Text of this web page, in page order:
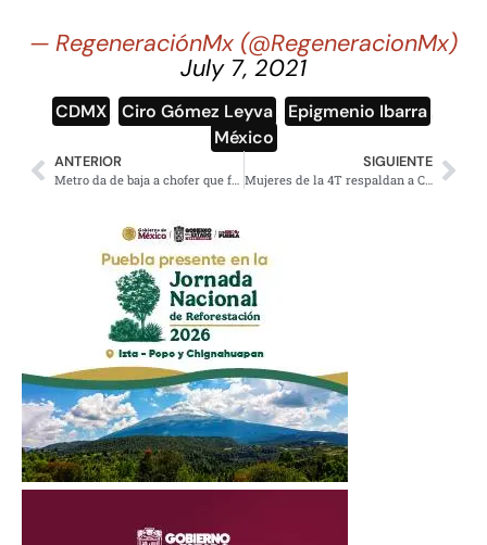
— RegeneraciónMx (@RegeneracionMx)
July 7, 2021
CDMX Ciro Gómez Leyva Epigmenio Ibarra
México
ANTERIOR
Metro da de baja a chofer que fue captado con unas copas de más
SIGUIENTE
Mujeres de la 4T respaldan a Citlalli por ataques de Lilly Téllez; «Que sea amonestada», piden